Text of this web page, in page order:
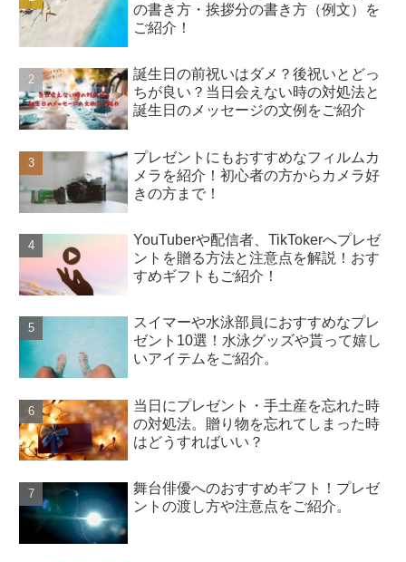
の書き方・挨拶分の書き方（例文）を
ご紹介！
誕生日の前祝いはダメ？後祝いとどっ
ちが良い？当日会えない時の対処法と
誕生日のメッセージの文例をご紹介
プレゼントにもおすすめなフィルムカ
メラを紹介！初心者の方からカメラ好
きの方まで！
YouTuberや配信者、TikTokerへプレゼ
ントを贈る方法と注意点を解説！おす
すめギフトもご紹介！
スイマーや水泳部員におすすめなプレ
ゼント10選！水泳グッズや貰って嬉し
いアイテムをご紹介。
当日にプレゼント・手土産を忘れた時
の対処法。贈り物を忘れてしまった時
はどうすればいい？
舞台俳優へのおすすめギフト！プレゼ
ントの渡し方や注意点をご紹介。